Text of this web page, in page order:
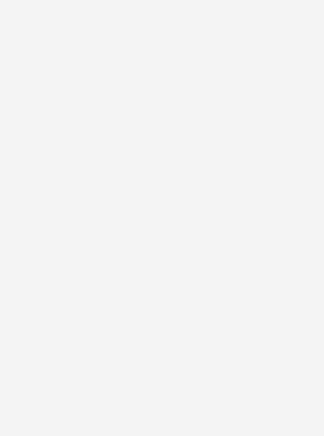
Comfort
kombinierter Wert der CO2-
AT Comfort
kombinierter Wert der CO2-
ALLGRIP Comfort
kombinierter Wert der CO2-
ALLGRIP Comfort+